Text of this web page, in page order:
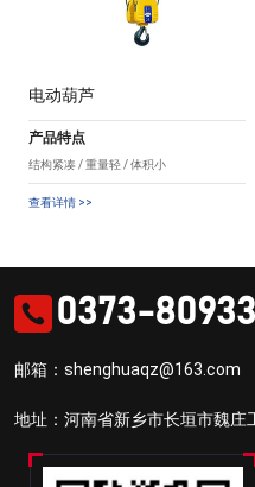
电动葫芦
产品特点
结构紧凑 / 重量轻 / 体积小
查看详情 >>
0373-
邮箱：shenghuaqz@163.com
地址：河南省新乡市长垣市魏庄